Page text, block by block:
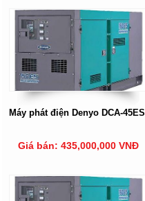
Máy phát điện Denyo DCA-45ESI
Giá bán: 435,000,000 VNĐ